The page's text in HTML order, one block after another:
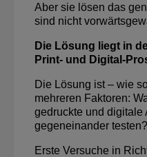
Aber sie lösen das
sind nicht
Die Lösung liegt in
Print- und Digital-
Die Lösung ist – wie
mehreren Faktoren:
gedruckte und digitale
gegeneinander testen?
Erste Versuche in